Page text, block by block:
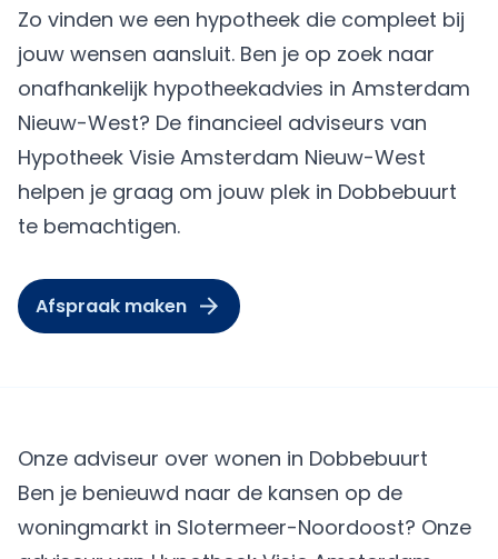
Zo vinden we een hypotheek die compleet bij
jouw wensen aansluit. Ben je op zoek naar
onafhankelijk hypotheekadvies in Amsterdam
Nieuw-West? De financieel adviseurs van
Hypotheek Visie Amsterdam Nieuw-West
helpen je graag om jouw plek in Dobbebuurt
te bemachtigen.
Afspraak maken
Onze adviseur over wonen in Dobbebuurt
Ben je benieuwd naar de kansen op de
woningmarkt in Slotermeer-Noordoost? Onze